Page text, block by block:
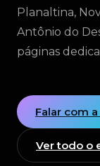
Planaltina,
Antônio do
páginas
Falar com
Ver todo o